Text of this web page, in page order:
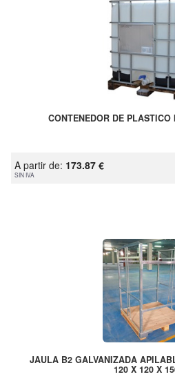
CONTENEDOR DE PLASTICO
A partir de: 173.87 €
SIN IVA
JAULA B2 GALVANIZADA
120 X 120 X